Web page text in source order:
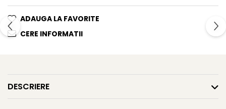
ADAUGA LA FAVORITE
CERE INFORMATII
DESCRIERE